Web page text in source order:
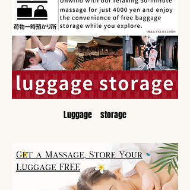
Luggage　storage